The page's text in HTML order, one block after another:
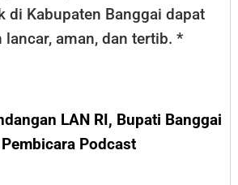
di Kabupaten Banggai dapat
lancar, aman, dan tertib. *
LAN RI, Bupati Banggai
Podcast